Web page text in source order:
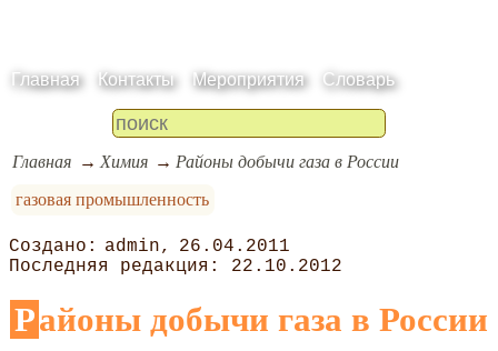
Главная Контакты Мероприятия Словарь
Главная Химия
Районы добычи газа в России
газовая промышленность
admin
26.04.2011
22.10.2012
Районы добычи газа в России